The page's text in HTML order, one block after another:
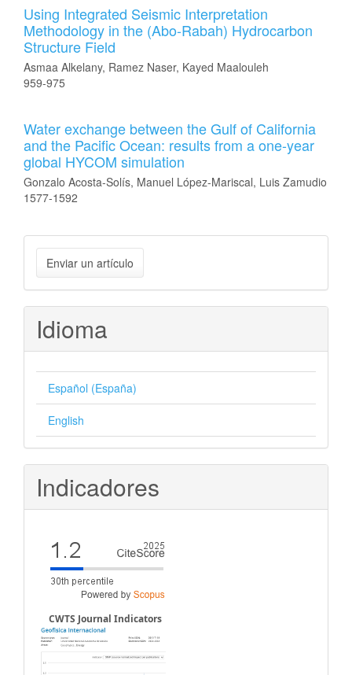
Using Integrated Seismic Interpretation
Methodology in the (Abo-Rabah) Hydrocarbon
Structure Field
Asmaa Alkelany, Ramez Naser, Kayed Maalouleh
959-975
Water exchange between the Gulf of California
and the Pacific Ocean: results from a one-year
global HYCOM simulation
Gonzalo Acosta-Solís, Manuel López-Mariscal, Luis Zamudio
1577-1592
Enviar
un
artículo
Enviar un artículo
Idioma
Español (España)
English
Indicadores
CWTS Journal Indicators